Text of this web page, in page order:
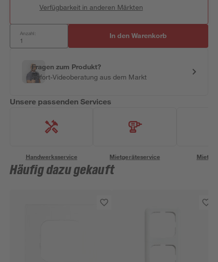
Verfügbarkeit in anderen Märkten
Anzahl: In den Warenkorb
Fragen zum Produkt?
Sofort-Videoberatung aus dem Markt
Unsere passenden Services
Handwerksservice Mietgeräteservice
Häufig dazu gekauft